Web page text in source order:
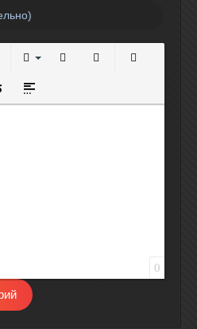
ссылкутекста
цитаты
Вставка спойлера
0